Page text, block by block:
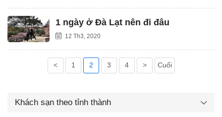
1 ngày ở Đà Lạt nên đi đâu
12 Th3, 2020
< 1 2 3 4 > Cuối
Khách sạn theo tỉnh thành